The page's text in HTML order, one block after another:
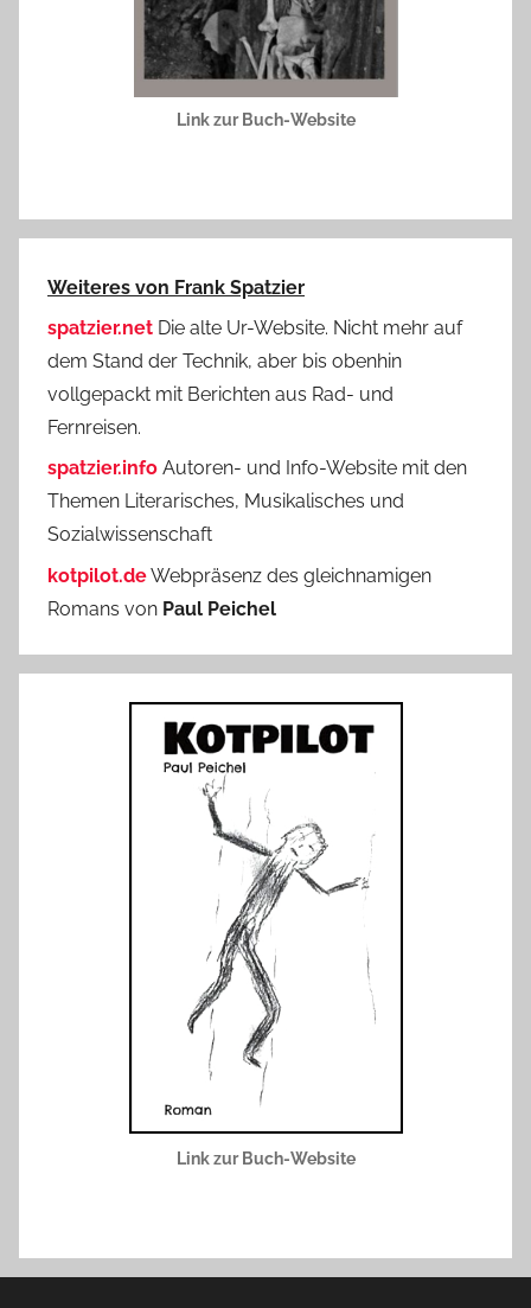
Link zur Buch-Website
Weiteres von Frank Spatzier
spatzier.net Die alte Ur-Website. Nicht mehr auf
dem Stand der Technik, aber bis obenhin
vollgepackt mit Berichten aus Rad- und
Fernreisen.
spatzier.info Autoren- und Info-Website mit den
Themen Literarisches, Musikalisches und
Sozialwissenschaft
kotpilot.deWebpräsenz des gleichnamigen
Romans von Paul Peichel
Link zur Buch-Website